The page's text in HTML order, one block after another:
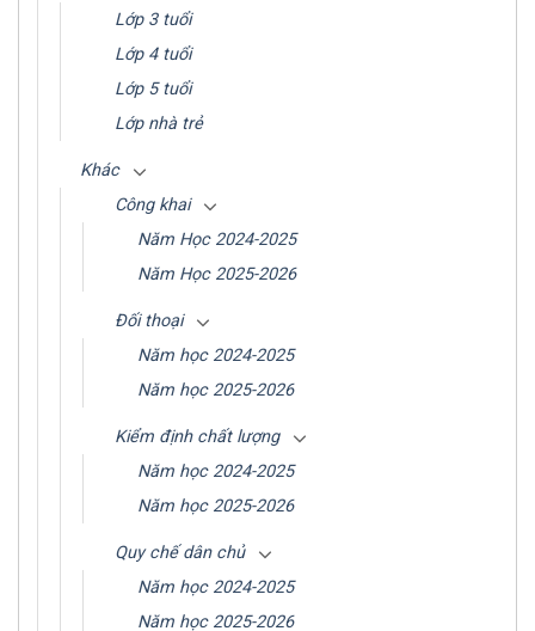
Lớp 3 tuổi
Lớp 4 tuổi
Lớp 5 tuổi
Lớp nhà trẻ
Khác
Công khai
Năm Học 2024-2025
Năm Học 2025-2026
Đối thoại
Năm học 2024-2025
Năm học 2025-2026
Kiểm định chất lượng
Năm học 2024-2025
Năm học 2025-2026
Quy chế dân chủ
Năm học 2024-2025
Năm học 2025-2026